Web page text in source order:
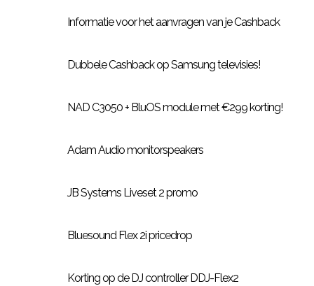
Informatie voor het aanvragen van je Cashback
Dubbele Cashback op Samsung televisies!
NAD C3050 + BluOS module met €299 korting!
Adam Audio monitorspeakers
JB Systems Liveset 2 promo
Bluesound Flex 2i pricedrop
Korting op de DJ controller DDJ-Flex2